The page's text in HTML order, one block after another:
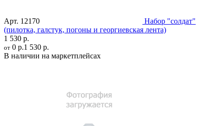
Арт. 12170
Набор "солдат"
(пилотка, галстук, погоны и георгиевская лента)
1 530 р.
от 0 р.1 530 р.
В наличии на маркетплейсах